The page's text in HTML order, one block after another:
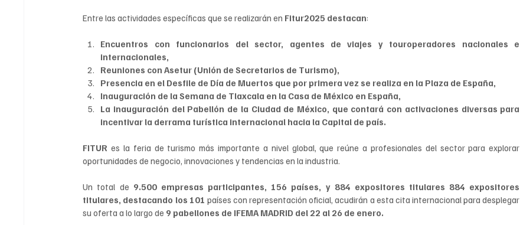
Entre las actividades específicas que se realizarán en Fitur2025 destacan:
Encuentros con funcionarios del sector, agentes de viajes y touroperadores nacionales e
internacionales,
Reuniones con Asetur (Unión de Secretarios de Turismo),
Presencia en el Desfile de Día de Muertos que por primera vez se realiza en la Plaza de España,
Inauguración de la Semana de Tlaxcala en la Casa de México en España,
La inauguración del Pabellón de la Ciudad de México, que contará con activaciones diversas para
incentivar la derrama turística internacional hacia la Capital de país.
FITUR es la feria de turismo más importante a nivel global, que reúne a profesionales del sector para explorar
oportunidades de negocio, innovaciones y tendencias en la industria.
Un total de 9.500 empresas participantes, 156 países, y 884 expositores titulares 884 expositores
titulares, destacando los 101 países con representación oficial, acudirán a esta cita internacional para desplegar
su oferta a lo largo de 9 pabellones de IFEMA MADRID del 22 al 26 de enero.